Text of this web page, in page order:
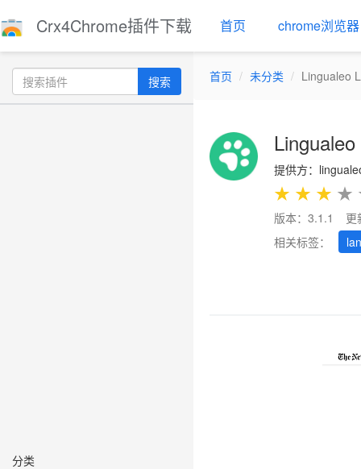
Crx4Chrome插件下载 首页 chrome浏览器
搜索
分类
首页 未分类 Lingualeo
提供方：
★ ★ ★ ★
版本：3.1.1
更
相关标签：